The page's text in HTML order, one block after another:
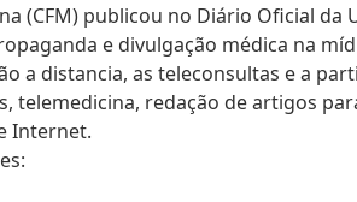
(CFM) publicou no Diário Oficial da
e divulgação médica na
a distancia, as teleconsultas e a
telemedicina, redação de artigos
Internet.